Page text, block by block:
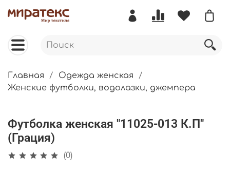
Главная
Одежда женская
Женские футболки, водолазки, джемпера
Футболка женская "11025-013 К.П"
(Грация)
(0)